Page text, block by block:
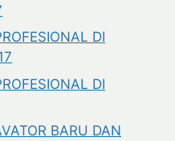
DI
DI
BARU DAN